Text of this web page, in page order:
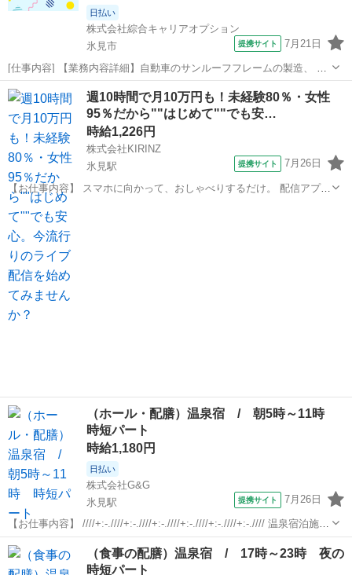
日払い
株式会社綜合キャリアオプション
氷見市
提携サイト 7月21日
[仕事内容] 【業務内容詳細】自動車のサンルーフフレームの製造、 プ
レス・加工・組付け・検査、 軽い製品を扱います。 【取扱製品情報】
自動車用アルミ部品 。＋お仕事探しはコンシェルスタッフにおまかせ
＋。 あなたのお仕事探...
富山 氷見市 工場
週10時間で月10万円も！未経験80％・女性
95％だから""はじめて""でも安…
時給1,226円
株式会社KIRINZ
氷見駅
提携サイト 7月26日
【お仕事内容】 スマホに向かって、おしゃべりするだけ。 配信アプリ
（17LIVE／Pococha／IRIAM など）でライブ配信するお仕事です。
——————————— 配信内容はぜんぶ自由
——————————— ・今日...
富山 氷見市
（ホール・配膳）温泉宿 / 朝5時～11時
時短パート
時給1,180円
日払い
株式会社G&G
氷見駅
提携サイト 7月26日
【お仕事内容】 ////+:-.////+:-.////+:-.////+:-.////+:-.////+:-.//// 温泉宿泊施設
でのお仕事です。 お客様のご案内や食事の配膳、 下膳、片付けをお願
いします。 もちろん...
富山 氷見駅 ホールスタッフ
（食事の配膳）温泉宿 / 17時～23時 夜の
時短パート